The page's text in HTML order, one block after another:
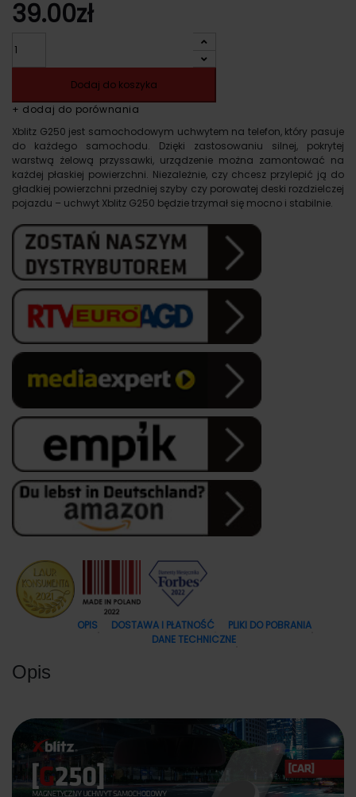
39.00zł
Dodaj do koszyka
+ dodaj do porównania
Xblitz G250 jest samochodowym uchwytem na telefon, który pasuje
do każdego samochodu. Dzięki zastosowaniu silnej, pokrytej
warstwą żelową przyssawki, urządzenie można zamontować na
każdej płaskiej powierzchni. Niezależnie, czy chcesz przylepić ją do
gładkiej powierzchni przedniej szyby czy porowatej deski rozdzielczej
pojazdu – uchwyt Xblitz G250 będzie trzymał się mocno i stabilnie.
OPIS DOSTAWA I PŁATNOŚĆ
PLIKI DO POBRANIA
DANE TECHNICZNE
Opis